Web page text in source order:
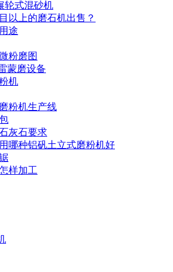
轮式混砂机
以上的磨石机出售？
途
粉磨图
蒙磨设备
机
粉机生产线
灰石要求
哪种铝矾土立式磨粉机好
样加工